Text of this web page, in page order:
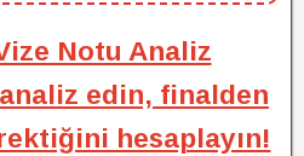
Notu Analiz
edin, finalden
hesaplayın!